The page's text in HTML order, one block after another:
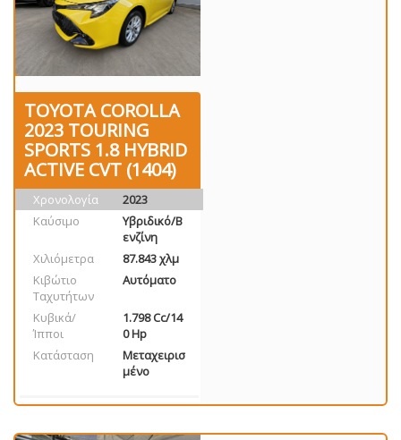
TOYOTA COROLLA
2023 TOURING
SPORTS 1.8 HYBRID
ACTIVE CVT (1404)
Χρονολογία
2023
Καύσιμο
Υβριδικό/Β
ενζίνη
Χιλιόμετρα
87.843 χλμ
Κιβώτιο
Ταχυτήτων
Αυτόματο
Κυβικά/
Ίπποι
1.798 Cc/14
0 Hp
Κατάσταση
Μεταχειρισ
μένο